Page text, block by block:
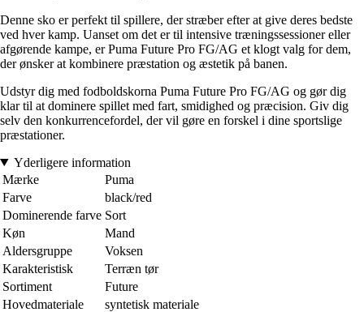
Denne sko er perfekt til spillere, der stræber efter at give deres bedste
ved hver kamp. Uanset om det er til intensive træningssessioner eller
afgørende kampe, er Puma Future Pro FG/AG et klogt valg for dem,
der ønsker at kombinere præstation og æstetik på banen.
Udstyr dig med fodboldskorna Puma Future Pro FG/AG og gør dig
klar til at dominere spillet med fart, smidighed og præcision. Giv dig
selv den konkurrencefordel, der vil gøre en forskel i dine sportslige
præstationer.
Yderligere information
Mærke
Puma
Farve
black/red
Dominerende farve Sort
Køn
Mand
Aldersgruppe
Voksen
Karakteristisk
Terræn tør
Sortiment
Future
Hovedmateriale
syntetisk materiale